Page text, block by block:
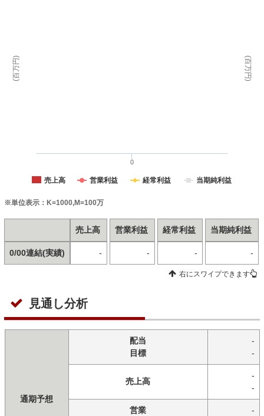
(百万円) (百万円)
売上高 営業利益 経常利益 当期純利益
0
※単位表示：K=1000,M=100万
0/00連結(実績)
売上高
-
営業利益
-
経常利益
-
当期純利益
-
右にスワイプできます
見通し分析
通期予想
配当
目標
-
-
売上高
-
-
営業
-